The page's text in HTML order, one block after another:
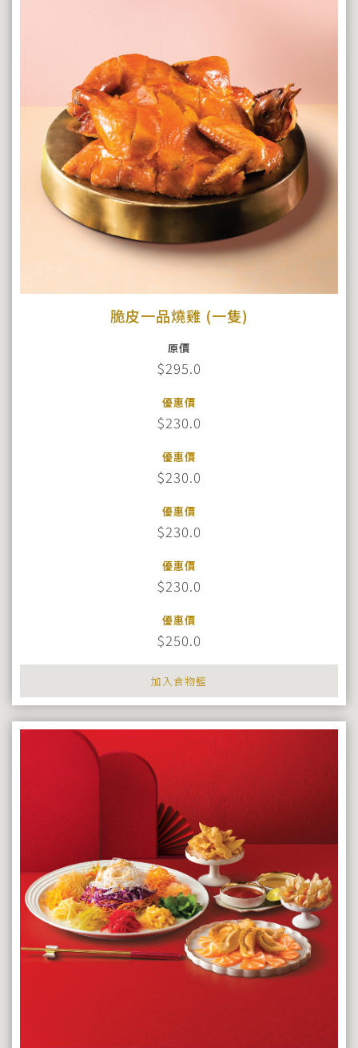
脆皮一品燒雞 (一隻)
原價
$295.0
優惠價
$230.0
優惠價
$230.0
優惠價
$230.0
優惠價
$230.0
優惠價
$250.0
加入食物籃